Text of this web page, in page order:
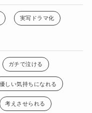
実写ドラマ化
ガチで泣ける
優しい気持ちになれる
考えさせられる